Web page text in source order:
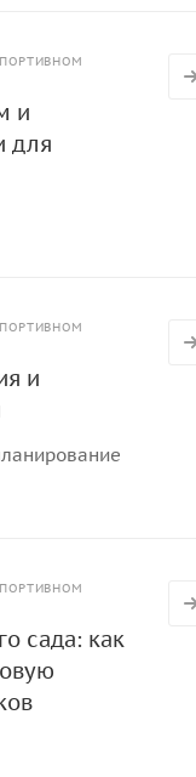
и
для
и
сада: как